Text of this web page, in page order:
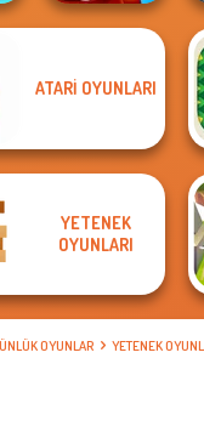
DOP Puzzle:
ATARI OYUNLARI
YETENEK
OYUNLARI
OYUNLAR YETENEK